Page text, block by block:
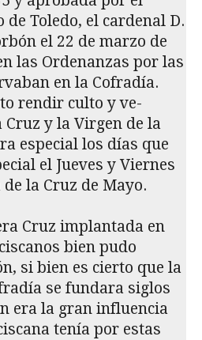
de Toledo, el cardenal D.
el 22 de marzo de
las Ordenanzas por las
en la Cofradía.
rendir culto y ve­
Cruz y la Virgen de la
especial los días que
el Jueves y Viernes
la Cruz de Mayo.
Cruz implantada en
bien pudo
si bien es cierto que la
se fundara siglos
era la gran influencia
tenía por estas